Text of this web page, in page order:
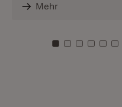
Mehr
Zu Kachel: 0
Zu Kachel:
ZuZuZu